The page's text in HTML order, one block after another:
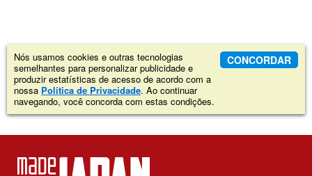
Nós usamos cookies e outras tecnologias
semelhantes para personalizar publicidade e
produzir estatísticas de acesso de acordo com a
nossa Política de Privacidade. Ao continuar
navegando, você concorda com estas condições.
CONCORDAR